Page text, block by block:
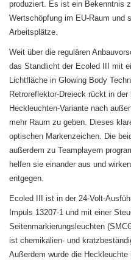
produziert. Es ist ein Bekenntnis
Wertschöpfung im EU-Raum und
Arbeitsplätze.
Weit über die regulären
das Standlicht der Ecoled III mit
Lichtfläche in Glowing Body
Retroreflektor-Dreieck rückt in
Heckleuchten-Variante nach
mehr Raum zu geben. Dieses
optischen Markenzeichen. Die
außerdem zu Teamplayern
helfen sie einander aus und
entgegen.
Ecoled III ist in der 24-Volt-
Impuls 13207-1 und mit einer
Seitenmarkierungsleuchten
ist chemikalien- und
Außerdem wurde die